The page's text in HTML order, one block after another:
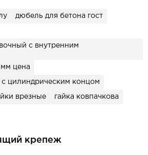
дюбель для бетона гост
с внутренним
мм цена
с цилиндрическим концом
врезные гайка ковпачкова
крепеж